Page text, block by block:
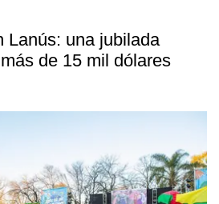
Lanús: una jubilada
de 15 mil dólares